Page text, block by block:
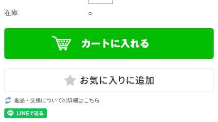
在庫: ○
返品・交換についての詳細はこちら